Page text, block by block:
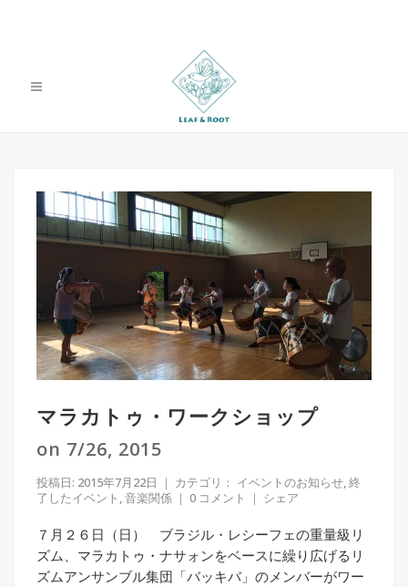
マラカトゥ・ワークショップ
on 7/26, 2015
投稿日: 2015年7月22日 ｜ カテゴリ： イベントのお知らせ,終
了したイベント ,音楽関係 ｜ 0 コメント ｜ シェア
７月２６日（日） ブラジル・レシーフェの重量級リ
ズム、マラカトゥ・ナサォンをベースに繰り広げるリ
ズムアンサンブル集団「バッキバ」のメンバーがワー